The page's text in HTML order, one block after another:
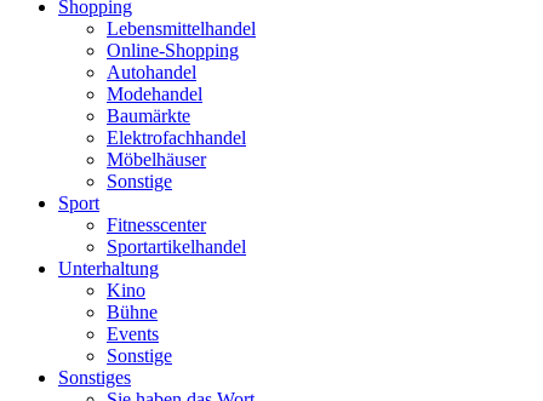
Shopping
Lebensmittelhandel
Online-Shopping
Autohandel
Modehandel
Baumärkte
Elektrofachhandel
Möbelhäuser
Sonstige
Sport
Fitnesscenter
Sportartikelhandel
Unterhaltung
Kino
Bühne
Events
Sonstige
Sonstiges